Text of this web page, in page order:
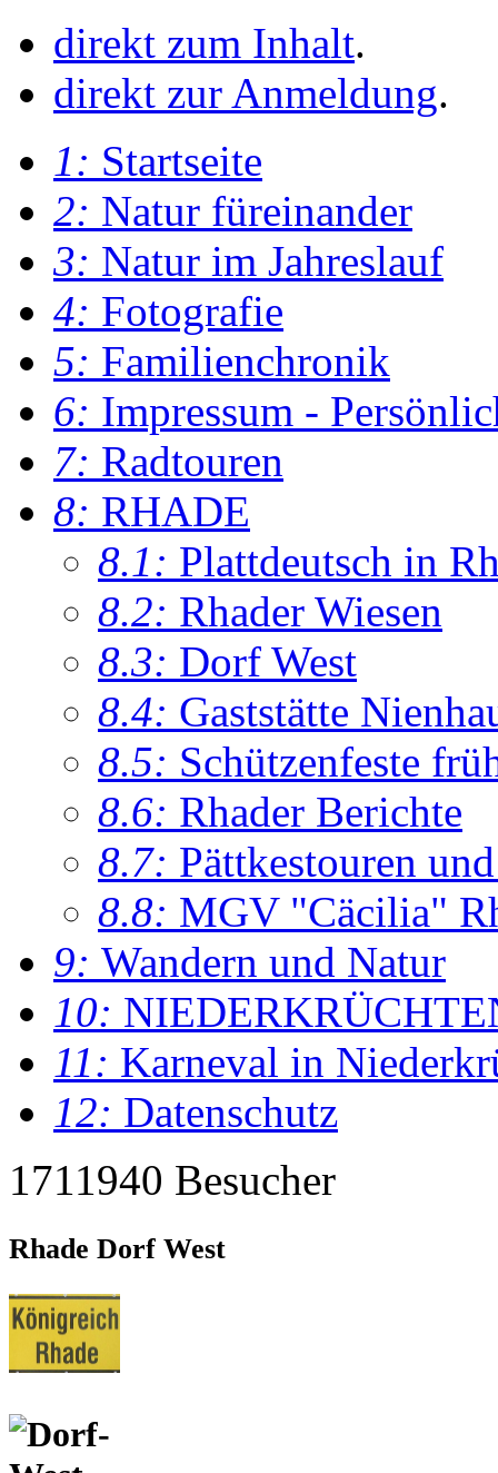
direkt zum Inhalt.
direkt zur Anmeldung.
1: Startseite
2: Natur füreinander
3: Natur im Jahreslauf
4: Fotografie
5: Familienchronik
6: Impressum -
7: Radtouren
8: RHADE
8.1: Plattdeutsch in
8.2: Rhader Wiesen
8.3: Dorf West
8.4: Gaststätte
8.5: Schützenfeste
8.6: Rhader Berichte
8.7: Pättkestouren
8.8: MGV "Cäcilia"
9: Wandern und Natur
10:
11: Karneval in
12: Datenschutz
1711940 Besucher
Rhade Dorf West